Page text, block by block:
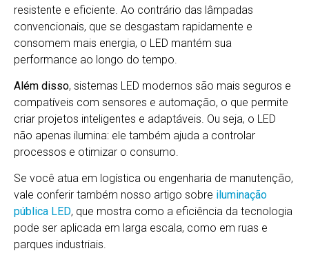
resistente e eficiente. Ao contrário das lâmpadas
convencionais, que se desgastam rapidamente e
consomem mais energia, o LED mantém sua
performance ao longo do tempo.
Além disso, sistemas LED modernos são mais seguros e
compatíveis com sensores e automação, o que permite
criar projetos inteligentes e adaptáveis. Ou seja, o LED
não apenas ilumina: ele também ajuda a controlar
processos e otimizar o consumo.
Se você atua em logística ou engenharia de manutenção,
vale conferir também nosso artigo sobre iluminação
pública LED, que mostra como a eficiência da tecnologia
pode ser aplicada em larga escala, como em ruas e
parques industriais.